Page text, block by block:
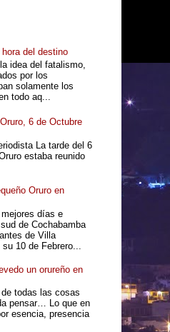
del destino
idea del fatalismo,
por los
solamente los
todo aq...
6 de Octubre
La tarde del 6
estaba reunido
Oruro en
días e
de Cochabamba
de Villa
10 de Febrero...
un orureño en
todas las cosas
pensar… Lo que en
esencia, presencia